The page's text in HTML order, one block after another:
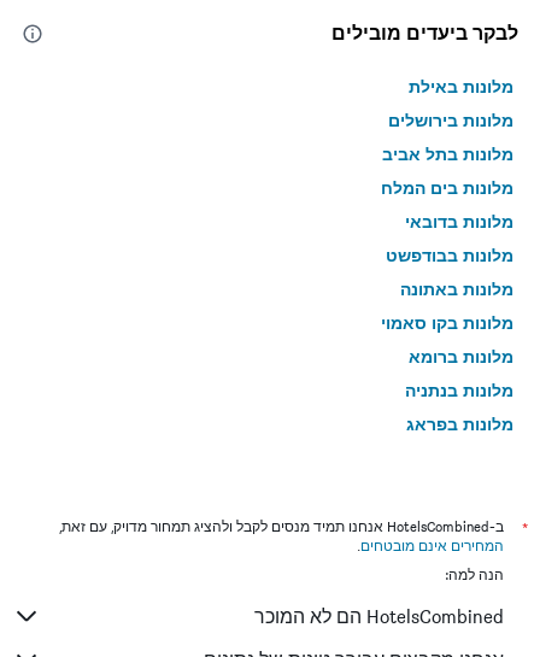
לבקר ביעדים מובילים
מלונות באילת
מלונות בירושלים
מלונות בתל אביב
מלונות בים המלח
מלונות בדובאי
מלונות בבודפשט
מלונות באתונה
מלונות בקו סאמוי
מלונות ברומא
מלונות בנתניה
מלונות בפראג
מלונות בניו יורק
מלונות בבנגקוק
מלונות בבוקרשט
*
ב-HotelsCombined אנחנו תמיד מנסים לקבל ולהציג תמחור מדויק, עם זאת,
המחירים אינם מובטחים.
הנה למה:
HotelsCombined הם לא המוכר